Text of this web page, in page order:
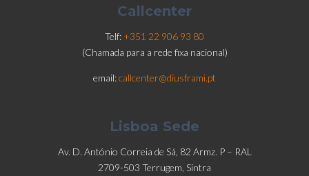
Callcenter
Telf: +351 22 906 93 80
(Chamada para a rede fixa nacional)
email:callcenter@diusframi.pt
Lisboa Sede
Av. D. António Correia de Sá, 82 Armz. P – RAL
2709-503 Terrugem, Sintra